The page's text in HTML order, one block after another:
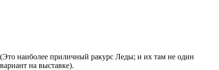
(Это наиболее приличный ракурс Леды; и их там не один
вариант на выставке).